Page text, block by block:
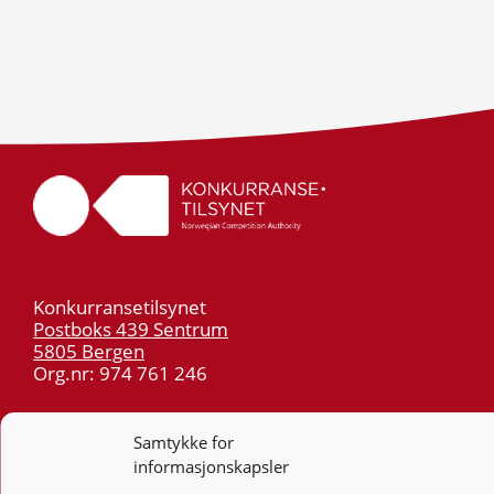
Samtykke for
informasjonskapsler
Konkurransetilsynet
Postboks 439 Sentrum
5805 Bergen
Org.nr: 974 761 246
55 59 75 00
post@kt.no